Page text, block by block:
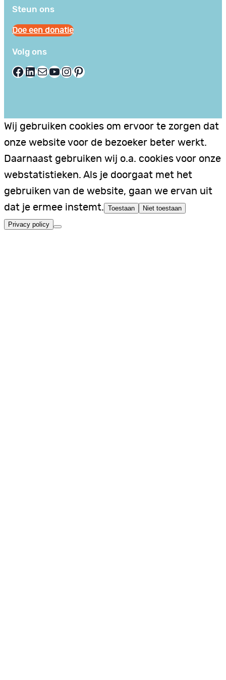
Steun ons
Doe een donatie
Volg ons
Facebook LinkedIn E-mail YouTube InstagramPinterest
Wij gebruiken cookies om ervoor te zorgen dat
onze website voor de bezoeker beter werkt.
Daarnaast gebruiken wij o.a. cookies voor onze
webstatistieken. Als je doorgaat met het
gebruiken van de website, gaan we ervan uit
dat je ermee instemt. Toestaan Niet toestaan
Privacy policy